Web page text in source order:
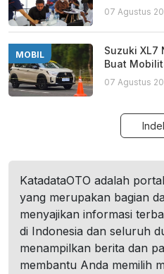
07 Agustus
MOBIL
Suzuki XL7
Buat
07 Agustus
KatadataOTO adalah
yang merupakan bagian
menyajikan informasi
di Indonesia dan seluruh
menampilkan berita dan
membantu Anda memilih